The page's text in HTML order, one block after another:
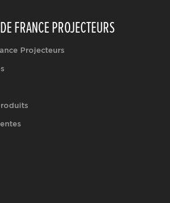
FRANCE PROJECTEURS
Projecteurs